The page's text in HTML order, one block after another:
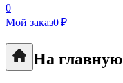
0
Мой заказ0 ₽
На главную